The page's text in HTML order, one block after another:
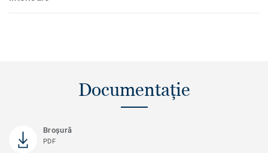
Documentație
Broșură
PDF